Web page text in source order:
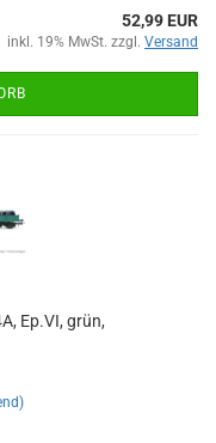
52,99 EUR
inkl. 19% MwSt. zzgl. Versand
Ep.VI, grün,